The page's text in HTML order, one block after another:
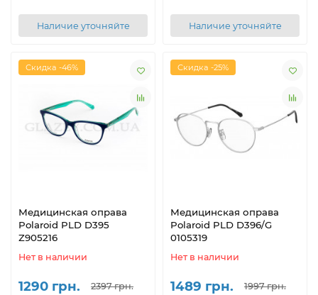
Наличие уточняйте Наличие уточняйте
Скидка -46%
Медицинская оправа
Polaroid PLD D395
Z905216
Нет в наличии
1290 грн. 2397 грн.
Скидка -25%
Медицинская оправа
Polaroid PLD D396/G
0105319
Нет в наличии
1489 грн. 1997 грн.